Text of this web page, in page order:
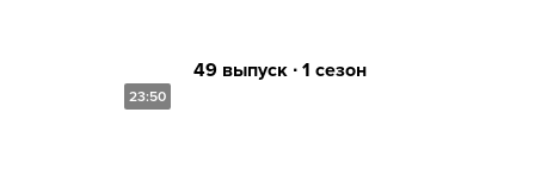
23:50
49 выпуск ∙ 1 сезон